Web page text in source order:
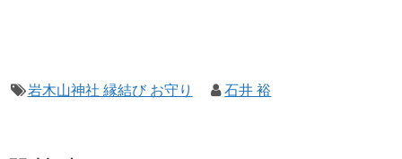
岩木山神社 縁結び お守り 石井 裕